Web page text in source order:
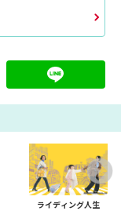
ライディング人生